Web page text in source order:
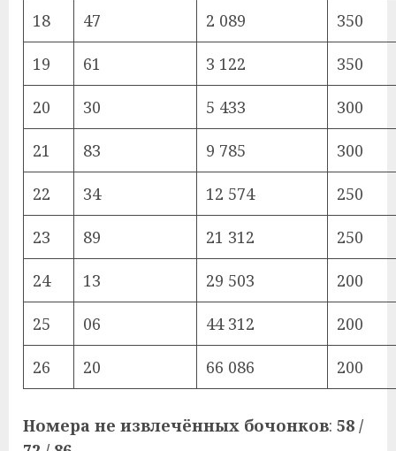
18 47 2 089 350
19 61 3 122 350
20 30 5 433 300
21 83 9 785 300
22 34 12 574 250
23 89 21 312 250
24 13 29 503 200
25 06 44 312 200
26 20 66 086 200
Номера не извлечённых бочонков: 58 /